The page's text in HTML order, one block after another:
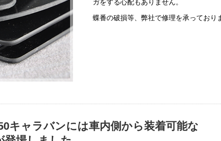
ガをする心配もありません。
蝶番の破損等、弊社で修理を承ってお
キャラバンには車内側から装着可能な